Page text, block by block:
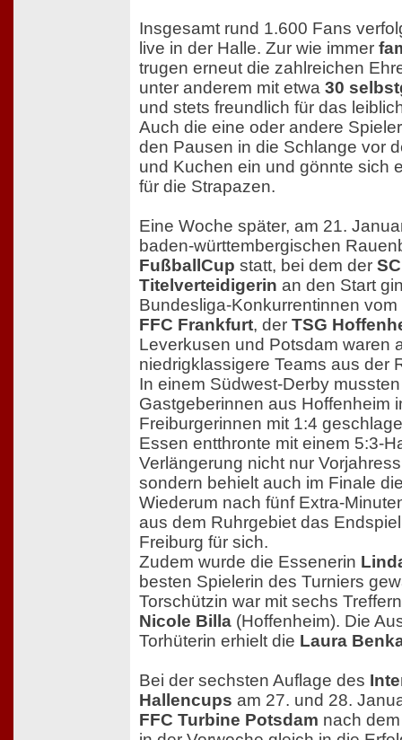
Insgesamt rund 1.600 Fans
live in der Halle. Zur wie immer
trugen erneut die zahlreichen
unter anderem mit etwa 30
und stets freundlich für das
Auch die eine oder andere
den Pausen in die Schlange vor
und Kuchen ein und gönnte sich
für die Strapazen.
Eine Woche später, am 21.
baden-württembergischen
FußballCup statt, bei dem der
Titelverteidigerin an den Start
Bundesliga-Konkurrentinnen vom
FFC Frankfurt, der TSG
Leverkusen und Potsdam waren
niedrigklassigere Teams aus der
In einem Südwest-Derby
Gastgeberinnen aus Hoffenheim
Freiburgerinnen mit 1:4
Essen entthronte mit einem 5:3-
Verlängerung nicht nur
sondern behielt auch im Finale
Wiederum nach fünf Extra-
aus dem Ruhrgebiet das
Freiburg für sich.
Zudem wurde die Essenerin
besten Spielerin des Turniers
Torschützin war mit sechs
Nicole Billa (Hoffenheim). Die
Torhüterin erhielt die Laura
Bei der sechsten Auflage des
Hallencups am 27. und 28.
FFC Turbine Potsdam nach